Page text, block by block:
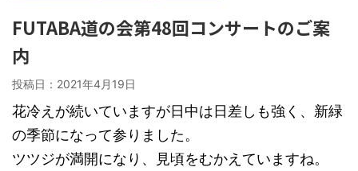
FUTABA道の会第48回コンサートのご案
内
投稿日： 2021年4月19日
花冷えが続いていますが日中は日差しも強く、新緑
の季節になって参りました。
ツツジが満開になり、見頃をむかえていますね。